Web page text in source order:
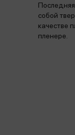
собой
качестве
пленере.